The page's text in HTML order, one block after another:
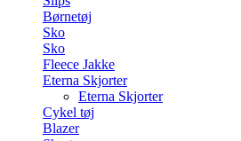
Børnetøj
Sko
Sko
Fleece Jakke
Eterna Skjorter
Eterna Skjorter
Cykel tøj
Blazer